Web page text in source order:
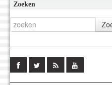
Zoeken